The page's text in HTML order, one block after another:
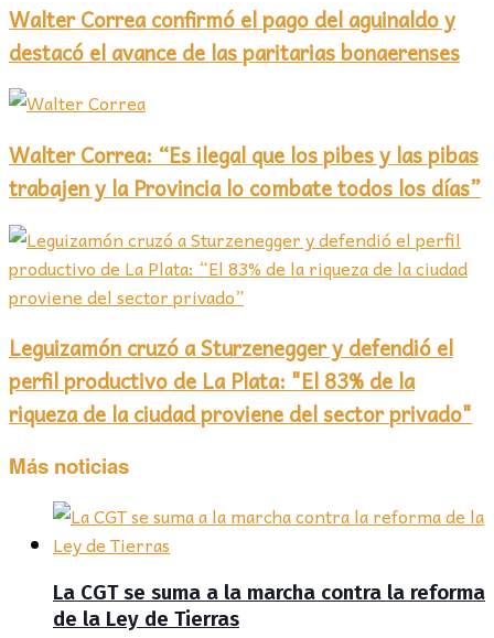
Walter Correa confirmó el pago del aguinaldo y
destacó el avance de las paritarias bonaerenses
Walter Correa: “Es ilegal que los pibes y las pibas
trabajen y la Provincia lo combate todos los días”
Leguizamón cruzó a Sturzenegger y defendió el
perfil productivo de La Plata: "El 83% de la
riqueza de la ciudad proviene del sector privado"
Más noticias
La CGT se suma a la marcha contra la reforma
de la Ley de Tierras